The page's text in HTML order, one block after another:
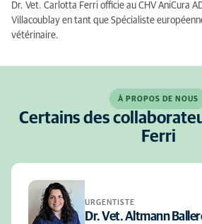
Dr. Vet. Carlotta Ferri officie au CHV AniCura
Villacoublay en tant que Spécialiste
vétérinaire.
À PROPOS DE NOUS
Certains des
Ferri
URGENTISTE
Dr. Vet. Altmann